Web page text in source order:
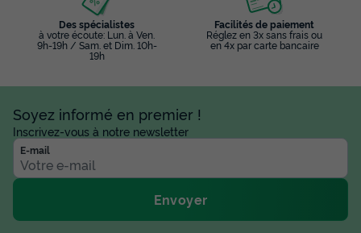
Des spécialistes
à votre écoute: Lun. à Ven.
9h-19h / Sam. et Dim. 10h-
19h
Facilités de paiement
Réglez en 3x sans frais ou
en 4x par carte bancaire
Soyez informé en premier !
Inscrivez-vous à notre newsletter
E-mail
Envoyer